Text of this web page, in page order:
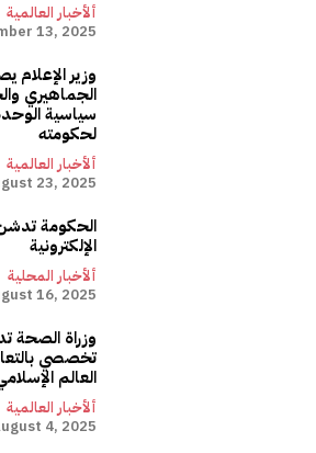
ألأخبار العالمية
13, 2025
وزير الإعلام
الجماهيري
سياسية
لحكومته
ألأخبار العالمية
23, 2025
الحكومة تدشن
الإلكترونية
ألأخبار المحلية
16, 2025
وزراة الصحة
تخصصي
العالم
ألأخبار العالمية
4, 2025